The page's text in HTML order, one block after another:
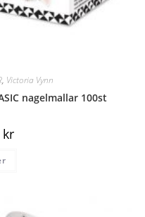
, Victoria Vynn
nagelmallar 100st
kr